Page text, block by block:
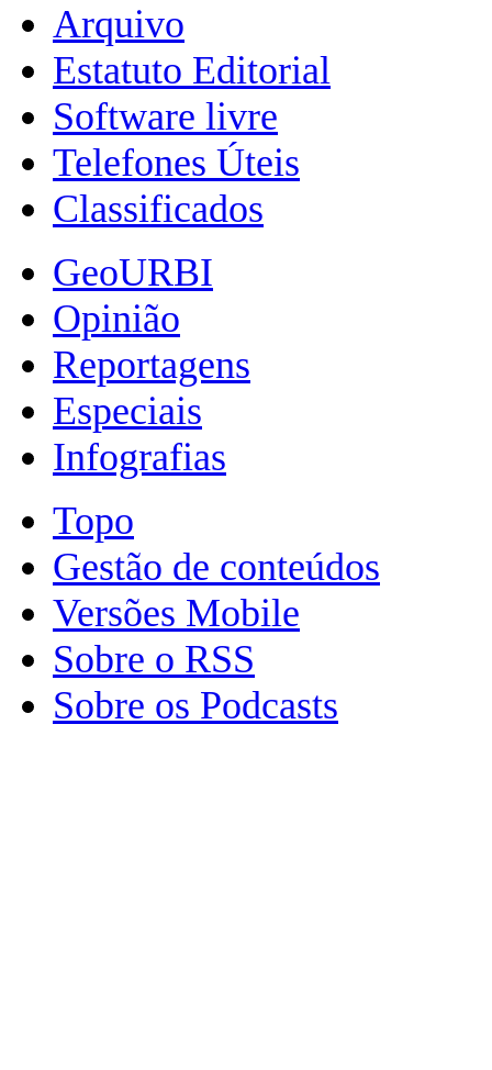
Arquivo
Estatuto Editorial
Software livre
Telefones Úteis
Classificados
GeoURBI
Opinião
Reportagens
Especiais
Infografias
Topo
Gestão de conteúdos
Versões Mobile
Sobre o RSS
Sobre os Podcasts